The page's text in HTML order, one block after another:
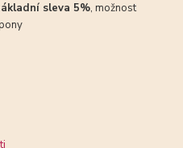
sleva 5%, možnost